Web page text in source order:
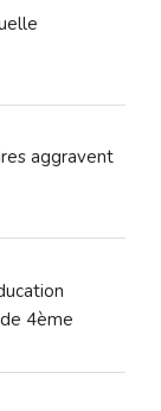
aggravent
4ème